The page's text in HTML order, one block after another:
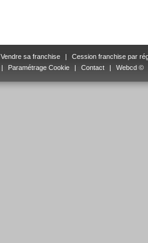
Vendre sa franchise |
Cession franchise par
| Paramétrage Cookie | Contact | Webcd ©